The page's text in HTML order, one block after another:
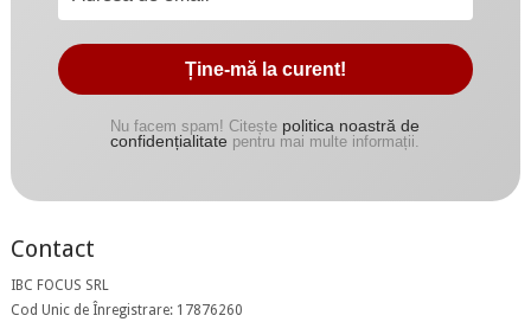
Nu facem spam! Citește politica noastră de
confidențialitate pentru mai multe informații.
Contact
IBC FOCUS SRL
Cod Unic de Înregistrare: 17876260